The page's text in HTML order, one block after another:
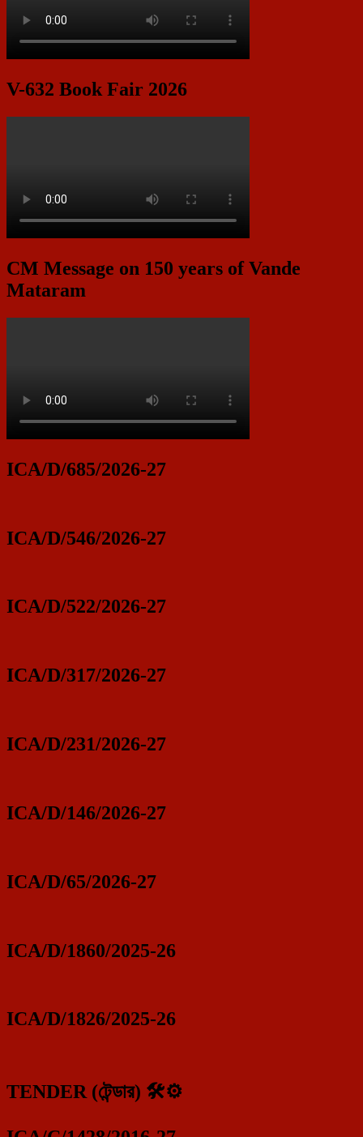
V-632 Book Fair 2026
CM Message on 150 years of Vande
Mataram
ICA/D/685/2026-27
ICA/D/546/2026-27
ICA/D/522/2026-27
ICA/D/317/2026-27
ICA/D/231/2026-27
ICA/D/146/2026-27
ICA/D/65/2026-27
ICA/D/1860/2025-26
ICA/D/1826/2025-26
TENDER (টেন্ডার) 🛠️⚙️